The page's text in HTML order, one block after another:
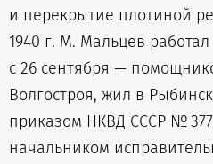
и перекрытие плотиной
1940 г. М. Мальцев
с 26 сентября —
Волгостроя, жил в
приказом НКВД СССР №
начальником